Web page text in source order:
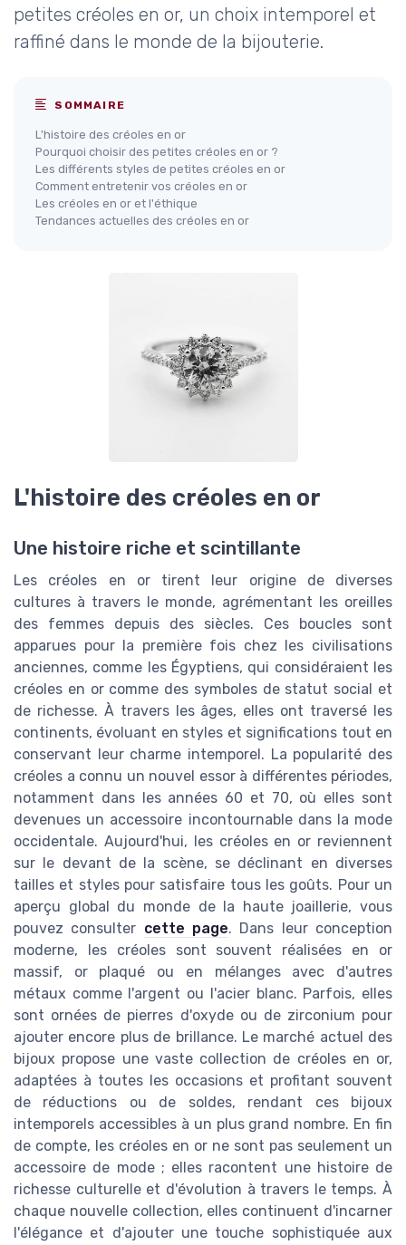
petites créoles en or, un choix intemporel et
raffiné dans le monde de la bijouterie.
SOMMAIRE
L'histoire des créoles en or
Pourquoi choisir des petites créoles en or ?
Les différents styles de petites créoles en or
Comment entretenir vos créoles en or
Les créoles en or et l'éthique
Tendances actuelles des créoles en or
L'histoire des créoles en or
Une histoire riche et scintillante
Les créoles en or tirent leur origine de diverses
cultures à travers le monde, agrémentant les oreilles
des femmes depuis des siècles. Ces boucles sont
apparues pour la première fois chez les civilisations
anciennes, comme les Égyptiens, qui considéraient les
créoles en or comme des symboles de statut social et
de richesse. À travers les âges, elles ont traversé les
continents, évoluant en styles et significations tout en
conservant leur charme intemporel. La popularité des
créoles a connu un nouvel essor à différentes périodes,
notamment dans les années 60 et 70, où elles sont
devenues un accessoire incontournable dans la mode
occidentale. Aujourd'hui, les créoles en or reviennent
sur le devant de la scène, se déclinant en diverses
tailles et styles pour satisfaire tous les goûts. Pour un
aperçu global du monde de la haute joaillerie, vous
pouvez consulter cette page. Dans leur conception
moderne, les créoles sont souvent réalisées en or
massif, or plaqué ou en mélanges avec d'autres
métaux comme l'argent ou l'acier blanc. Parfois, elles
sont ornées de pierres d'oxyde ou de zirconium pour
ajouter encore plus de brillance. Le marché actuel des
bijoux propose une vaste collection de créoles en or,
adaptées à toutes les occasions et profitant souvent
de réductions ou de soldes, rendant ces bijoux
intemporels accessibles à un plus grand nombre. En fin
de compte, les créoles en or ne sont pas seulement un
accessoire de mode ; elles racontent une histoire de
richesse culturelle et d'évolution à travers le temps. À
chaque nouvelle collection, elles continuent d'incarner
l'élégance et d'ajouter une touche sophistiquée aux